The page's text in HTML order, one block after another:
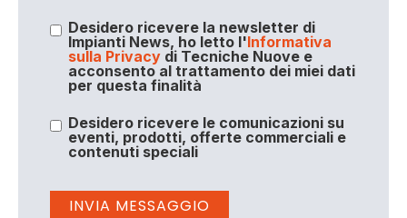
Desidero ricevere la newsletter di
Impianti News, ho letto l'Informativa
sulla Privacydi Tecniche Nuove e
acconsento al trattamento dei miei dati
per questa finalità
Desidero ricevere le comunicazioni su
eventi, prodotti, offerte commerciali e
contenuti speciali